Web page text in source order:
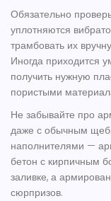
Обязательно
уплотняются
трамбовать их
Иногда приходится
получить нужную
пористыми
Не забывайте про
даже с обычным
наполнителями —
бетон с кирпичным
заливке, а
сюрпризов.